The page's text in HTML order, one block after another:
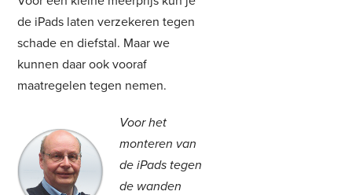
de iPads laten verzekeren tegen
schade en diefstal. Maar we
kunnen daar ook vooraf
maatregelen tegen nemen.
Voor het
monteren van
de iPads tegen
de wanden